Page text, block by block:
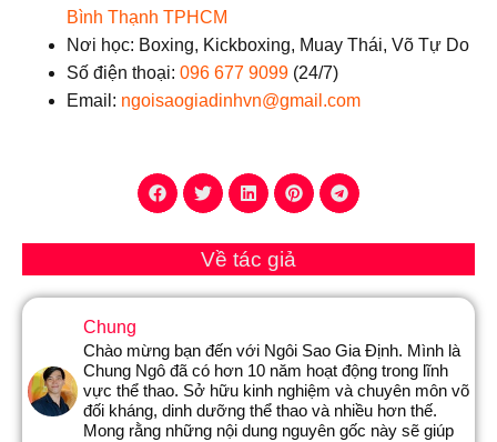
Bình Thạnh TPHCM
Nơi học: Boxing, Kickboxing, Muay Thái, Võ Tự Do
Số điện thoại: 096 677 9099 (24/7)
Email: ngoisaogiadinhvn@gmail.com
Về tác giả
Chung
Chào mừng bạn đến với Ngôi Sao Gia Định. Mình là
Chung Ngô đã có hơn 10 năm hoạt động trong lĩnh
vực thể thao. Sở hữu kinh nghiệm và chuyên môn võ
đối kháng, dinh dưỡng thể thao và nhiều hơn thế.
Mong rằng những nội dung nguyên gốc này sẽ giúp